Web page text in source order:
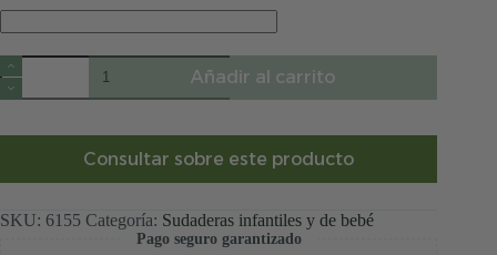
Sudadera
Infantil
Blanca
Vichy
Añadir al carrito
Consultar sobre este producto
SKU: 6155 Categoría: Sudaderas infantiles y de bebé
Pago seguro garantizado